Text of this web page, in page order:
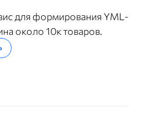
для формирования YML-
около 10к товаров.